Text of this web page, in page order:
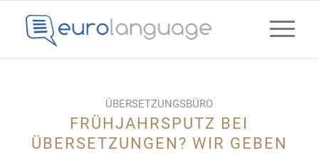
ÜBERSETZUNGSBÜRO
FRÜHJAHRSPUTZ BEI
ÜBERSETZUNGEN? WIR GEBEN